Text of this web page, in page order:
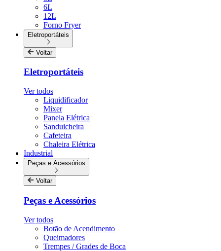
6L
12L
Forno Fryer
Eletroportáteis
Voltar
Eletroportáteis
Ver todos
Liquidificador
Mixer
Panela Elétrica
Sanduicheira
Cafeteira
Chaleira Elétrica
Industrial
Peças e Acessórios
Voltar
Peças e Acessórios
Ver todos
Botão de Acendimento
Queimadores
Trempes / Grades de Boca